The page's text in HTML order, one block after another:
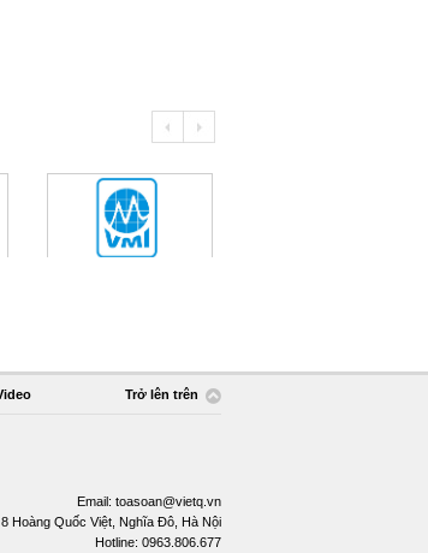
Trở lên trên
Email: toasoan@vietq.vn
Hoàng Quốc Việt, Nghĩa Đô, Hà Nội
Hotline: 0963.806.677